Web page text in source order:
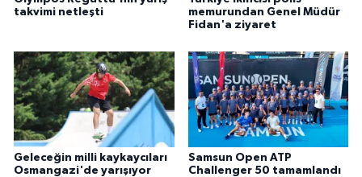
takvimi netleşti
memurundan Genel Müdür
Fidan'a ziyaret
Geleceğin milli kaykaycıları
Osmangazi'de yarışıyor
Samsun Open ATP
Challenger 50 tamamlandı